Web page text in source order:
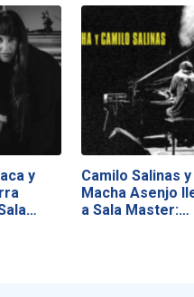
y
Camilo Salinas y
Macha Asenjo
a Sala Master:…